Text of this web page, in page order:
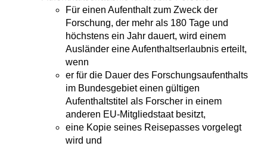
Für einen Aufenthalt zum Zweck der
Forschung, der mehr als 180 Tage und
höchstens ein Jahr dauert, wird einem
Ausländer eine Aufenthaltserlaubnis erteilt,
wenn
er für die Dauer des Forschungsaufenthalts
im Bundesgebiet einen gültigen
Aufenthaltstitel als Forscher in einem
anderen EU-Mitgliedstaat besitzt,
eine Kopie seines Reisepasses vorgelegt
wird und